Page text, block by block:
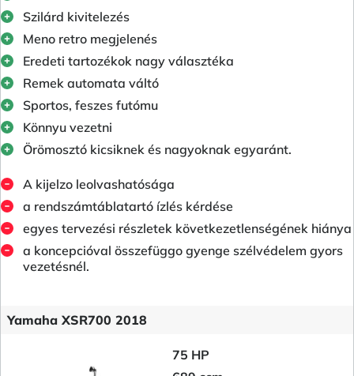
Szilárd kivitelezés
Meno retro megjelenés
Eredeti tartozékok nagy választéka
Remek automata váltó
Sportos, feszes futómu
Könnyu vezetni
Örömosztó kicsiknek és nagyoknak egyaránt.
A kijelzo leolvashatósága
a rendszámtáblatartó ízlés kérdése
egyes tervezési részletek következetlenségének hiánya
a koncepcióval összefüggo gyenge szélvédelem gyors
vezetésnél.
Yamaha XSR700 2018
75 HP